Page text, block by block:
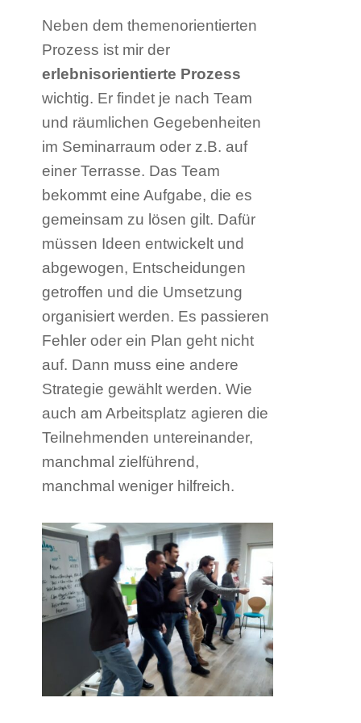
Neben dem themenorientierten
Prozess ist mir der
erlebnisorientierte Prozess
wichtig. Er findet je nach Team
und räumlichen Gegebenheiten
im Seminarraum oder z.B. auf
einer Terrasse. Das Team
bekommt eine Aufgabe, die es
gemeinsam zu lösen gilt. Dafür
müssen Ideen entwickelt und
abgewogen, Entscheidungen
getroffen und die Umsetzung
organisiert werden. Es passieren
Fehler oder ein Plan geht nicht
auf. Dann muss eine andere
Strategie gewählt werden. Wie
auch am Arbeitsplatz agieren die
Teilnehmenden untereinander,
manchmal zielführend,
manchmal weniger hilfreich.